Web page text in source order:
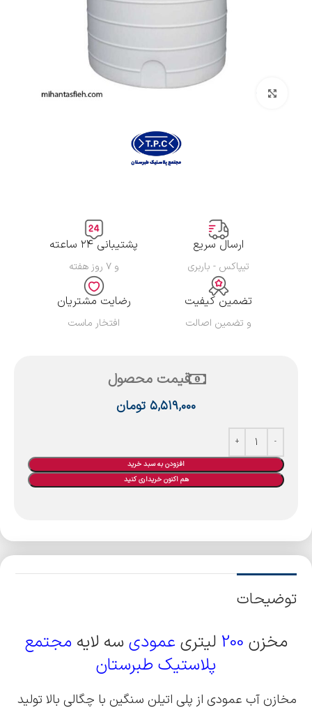
بزرگنمایی تصویر
ارسال سریع
تیپاکس - باربری
پشتیبانی ۲۴ ساعته
و ۷ روز هفته
تضمین کیفیت
و تضمین اصالت
رضایت مشتریان
افتخار ماست
قیمت محصول
۵,۵۱۹,۰۰۰ تومان
افزودن به سبد خرید
هم اکنون خریداری کنید
توضیحات
مخزن 200 لیتری عمودی سه لایهمجتمع
پلاستیک طبرستان
مخازن آب عمودی از پلی اتیلن سنگین با چگالی بالا تولید